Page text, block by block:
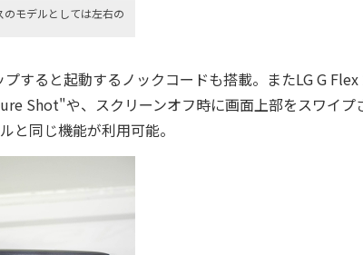
モデルとしては左右の
すると起動するノックコードも搭載。またLG G Flex
Shot"や、スクリーンオフ時に画面上部をスワイプ
と同じ機能が利用可能。